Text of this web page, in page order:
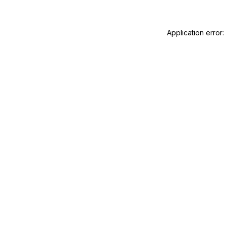
Application